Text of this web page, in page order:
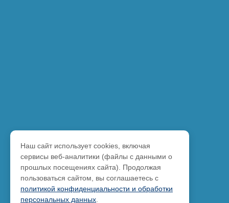
Наш сайт использует cookies, включая
сервисы веб-аналитики (файлы с данными о
прошлых посещениях сайта). Продолжая
пользоваться сайтом, вы соглашаетесь с
политикой конфиденциальности и обработки
персональных данных